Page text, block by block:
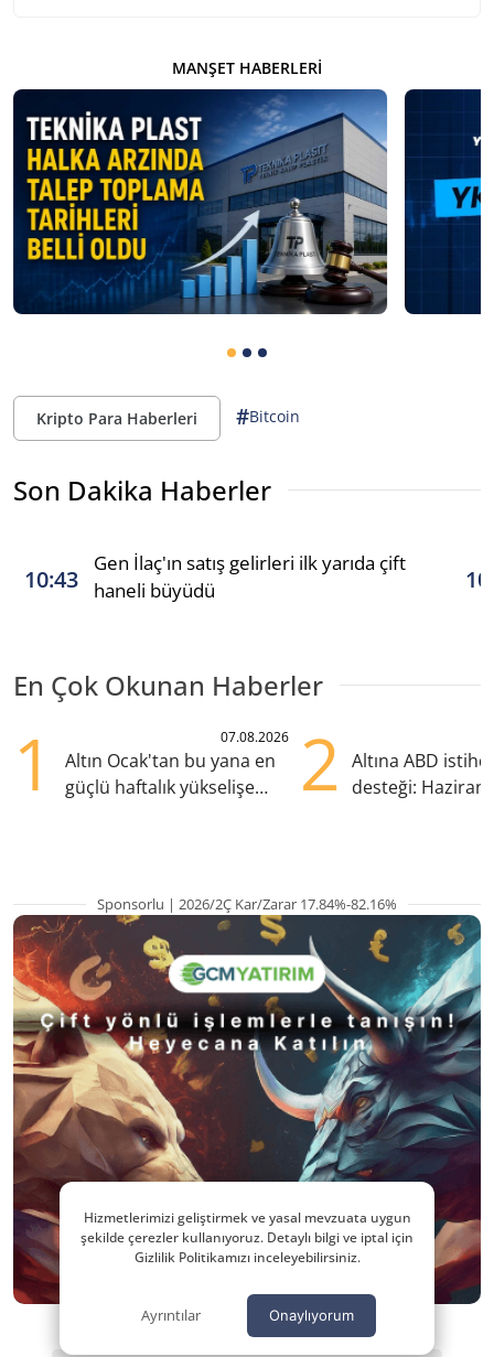
MANŞET HABERLERI
Kripto Para Haberleri #Bitcoin
Son Dakika Haberler
10:43
Gen İlaç'ın satış gelirleri ilk yarıda çift
haneli büyüdü
En Çok Okunan Haberler
1 07.08.2026
Altın Ocak'tan bu yana en
güçlü haftalık yükselişe
2
Altına ABD
desteği:
Sponsorlu | 2026/2Ç Kar/Zarar 17.84%-82.16%
Hizmetlerimizi geliştirmek ve yasal mevzuata uygun
şekilde çerezler kullanıyoruz. Detaylı bilgi ve iptal için
Gizlilik Politikamızı inceleyebilirsiniz.
Ayrıntılar Onaylıyorum